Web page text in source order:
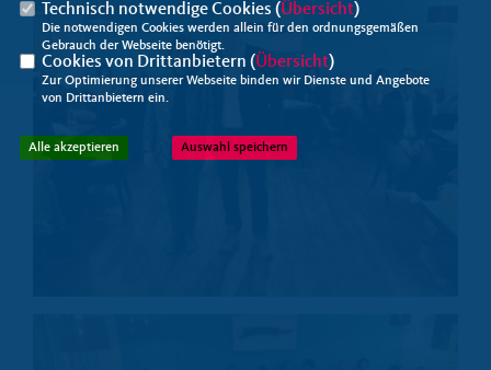
Technisch notwendige Cookies (Übersicht)
Die notwendigen Cookies werden allein für den ordnungsgemäßen
Gebrauch der Webseite benötigt.
Cookies von Drittanbietern (Übersicht)
Zur Optimierung unserer Webseite binden wir Dienste und Angebote
von Drittanbietern ein.
Alle akzeptieren Auswahl speichern